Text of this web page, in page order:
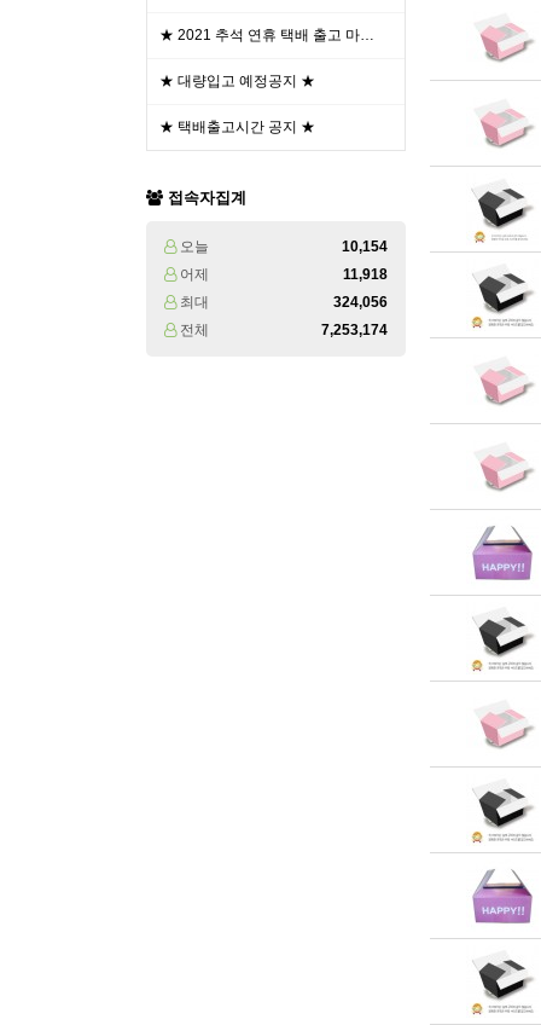
★ 2021 추석 연휴 택배 출고 마…
★ 대량입고 예정공지 ★
★ 택배출고시간 공지 ★
접속자집계
오늘
10,154
어제
11,918
최대
324,056
전체
7,253,174